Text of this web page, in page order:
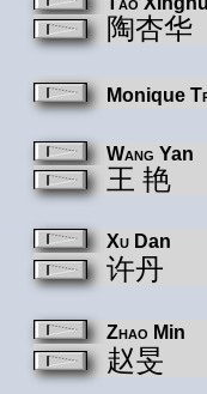
陶杏华
Monique
Wang
王 艳
Xu
许丹
Zhao Min
赵旻